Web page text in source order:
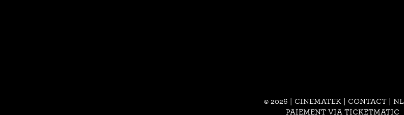
© 2026 | CINEMATEK | CONTACT| NL
PAIEMENT VIA TICKETMATIC